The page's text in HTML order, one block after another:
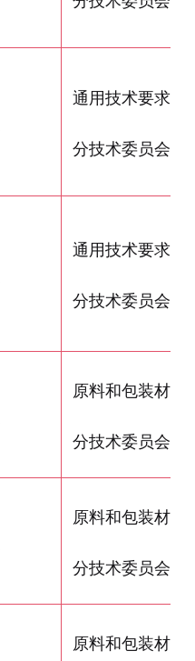
通用技术要求
分技术委员会
通用技术要求
分技术委员会
原料和包装材料
分技术委员会
原料和包装材料
分技术委员会
原料和包装材料